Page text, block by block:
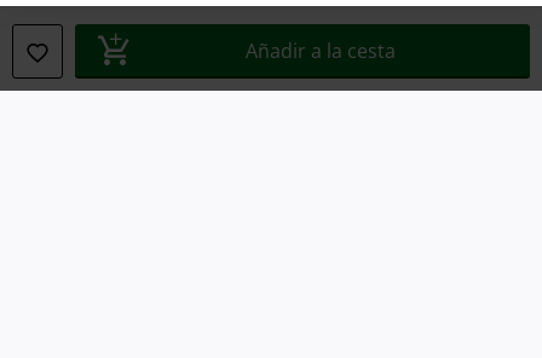
Añadir a la cesta
Cancelar pedido